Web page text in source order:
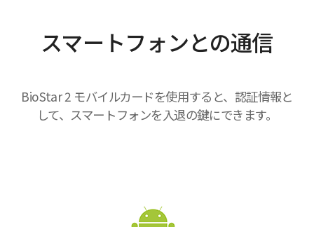
スマートフォンとの通信
BioStar 2 モバイルカードを使用すると、認証情報と
して、スマートフォンを入退の鍵にできます。